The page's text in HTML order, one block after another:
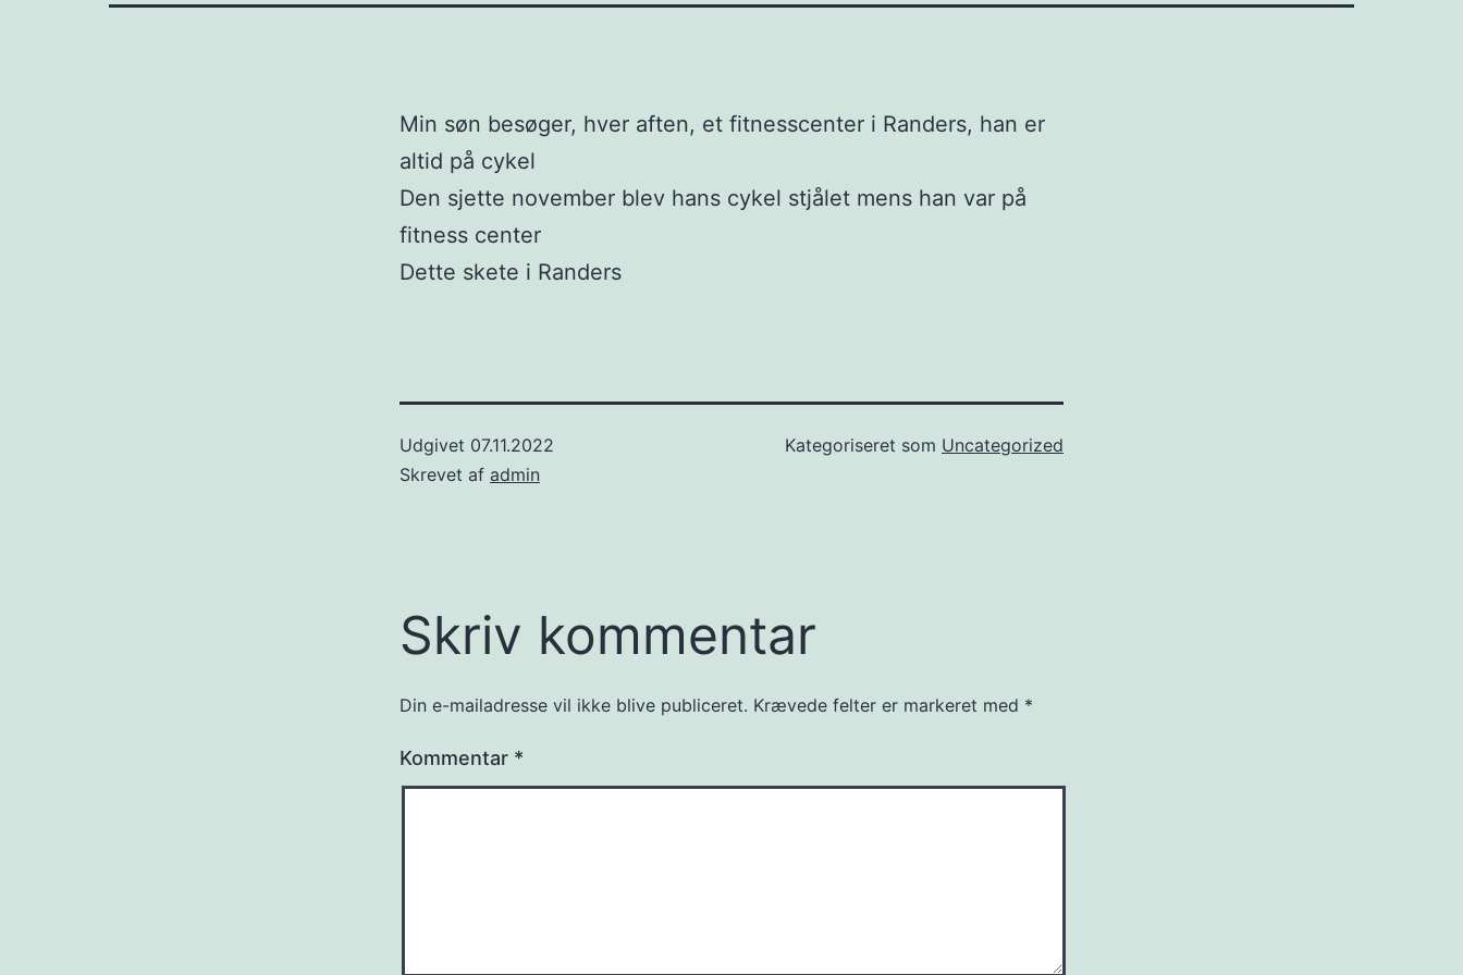
Min søn besøger, hver aften, et fitnesscenter i Randers, han er
altid på cykel
Den sjette november blev hans cykel stjålet mens han var på
fitness center
Dette skete i Randers
Udgivet 07.11.2022
Skrevet af admin
Kategoriseret som Uncategorized
Skriv kommentar
Din e-mailadresse vil ikke blive publiceret. Krævede felter er markeret med *
Kommentar *